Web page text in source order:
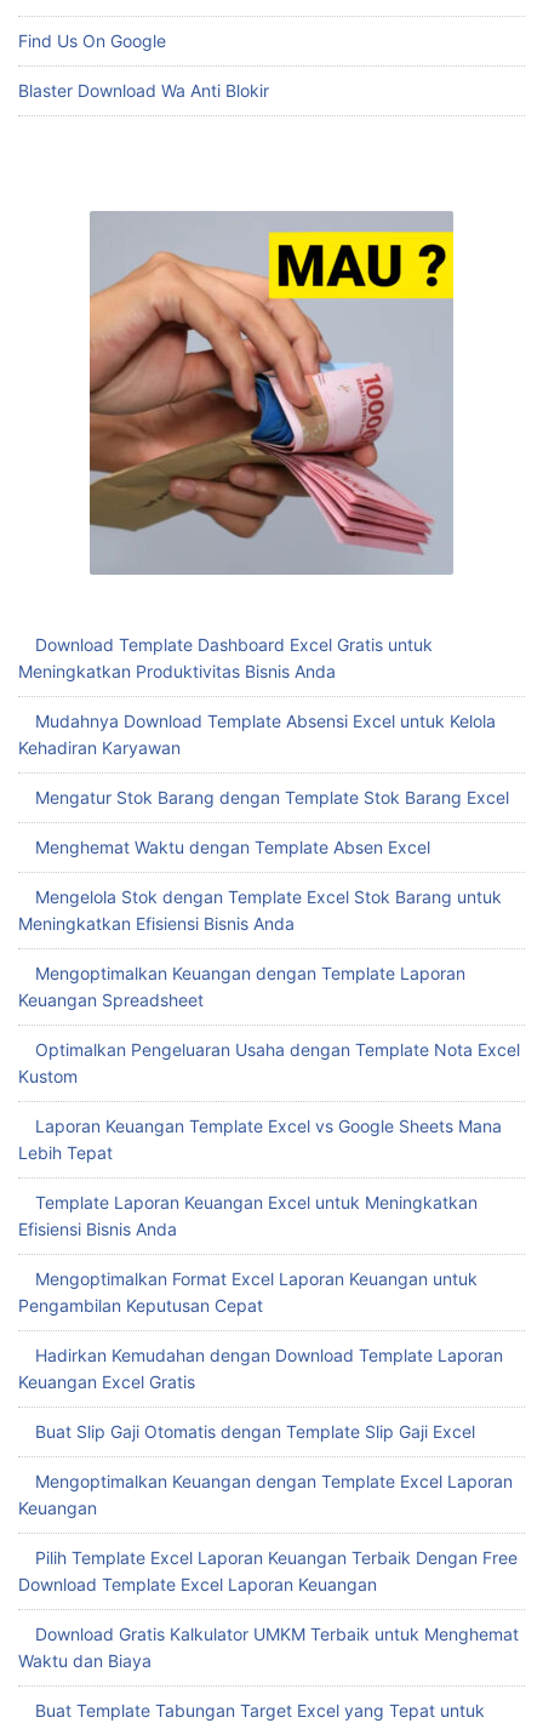
Find Us On Google
Blaster Download Wa Anti Blokir
Download Template Dashboard Excel Gratis untuk
Meningkatkan Produktivitas Bisnis Anda
Mudahnya Download Template Absensi Excel untuk Kelola
Kehadiran Karyawan
Mengatur Stok Barang dengan Template Stok Barang Excel
Menghemat Waktu dengan Template Absen Excel
Mengelola Stok dengan Template Excel Stok Barang untuk
Meningkatkan Efisiensi Bisnis Anda
Mengoptimalkan Keuangan dengan Template Laporan
Keuangan Spreadsheet
Optimalkan Pengeluaran Usaha dengan Template Nota Excel
Kustom
Laporan Keuangan Template Excel vs Google Sheets Mana
Lebih Tepat
Template Laporan Keuangan Excel untuk Meningkatkan
Efisiensi Bisnis Anda
Mengoptimalkan Format Excel Laporan Keuangan untuk
Pengambilan Keputusan Cepat
Hadirkan Kemudahan dengan Download Template Laporan
Keuangan Excel Gratis
Buat Slip Gaji Otomatis dengan Template Slip Gaji Excel
Mengoptimalkan Keuangan dengan Template Excel Laporan
Keuangan
Pilih Template Excel Laporan Keuangan Terbaik Dengan Free
Download Template Excel Laporan Keuangan
Download Gratis Kalkulator UMKM Terbaik untuk Menghemat
Waktu dan Biaya
Buat Template Tabungan Target Excel yang Tepat untuk